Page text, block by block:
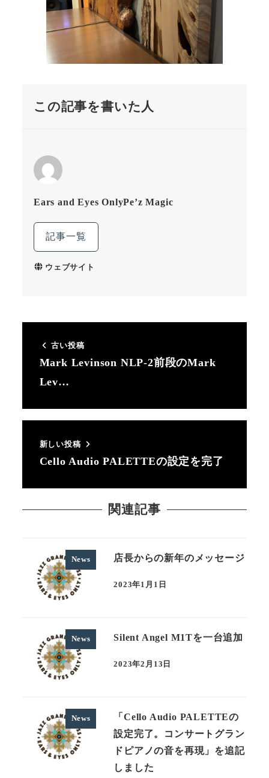
この記事を書いた人
Ears and Eyes OnlyPe’z Magic
記事一覧
ウェブサイト
古い投稿
Mark Levinson NLP-2前段のMark
Lev…
新しい投稿
Cello Audio PALETTEの設定を完了
関連記事
News 店長からの新年のメッセージ
投稿日
2023年1月1日
News Silent Angel M1Tを一台追加
投稿日
2023年2月13日
News
「Cello Audio PALETTEの
設定完了。コンサートグラン
ドピアノの音を再現」を追記
しました